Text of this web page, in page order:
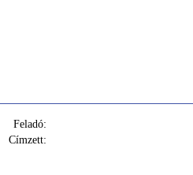
Feladó:
Címzett: